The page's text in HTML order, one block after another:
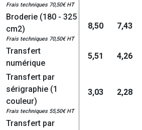
Frais techniques 70,50€ HT
Broderie (180 - 325
cm2)
Frais techniques 70,50€ HT
8,50 7,43
Transfert
numérique
5,51 4,26
Transfert par
sérigraphie (1
couleur)
Frais techniques 55,50€ HT
3,03 2,28
Transfert par